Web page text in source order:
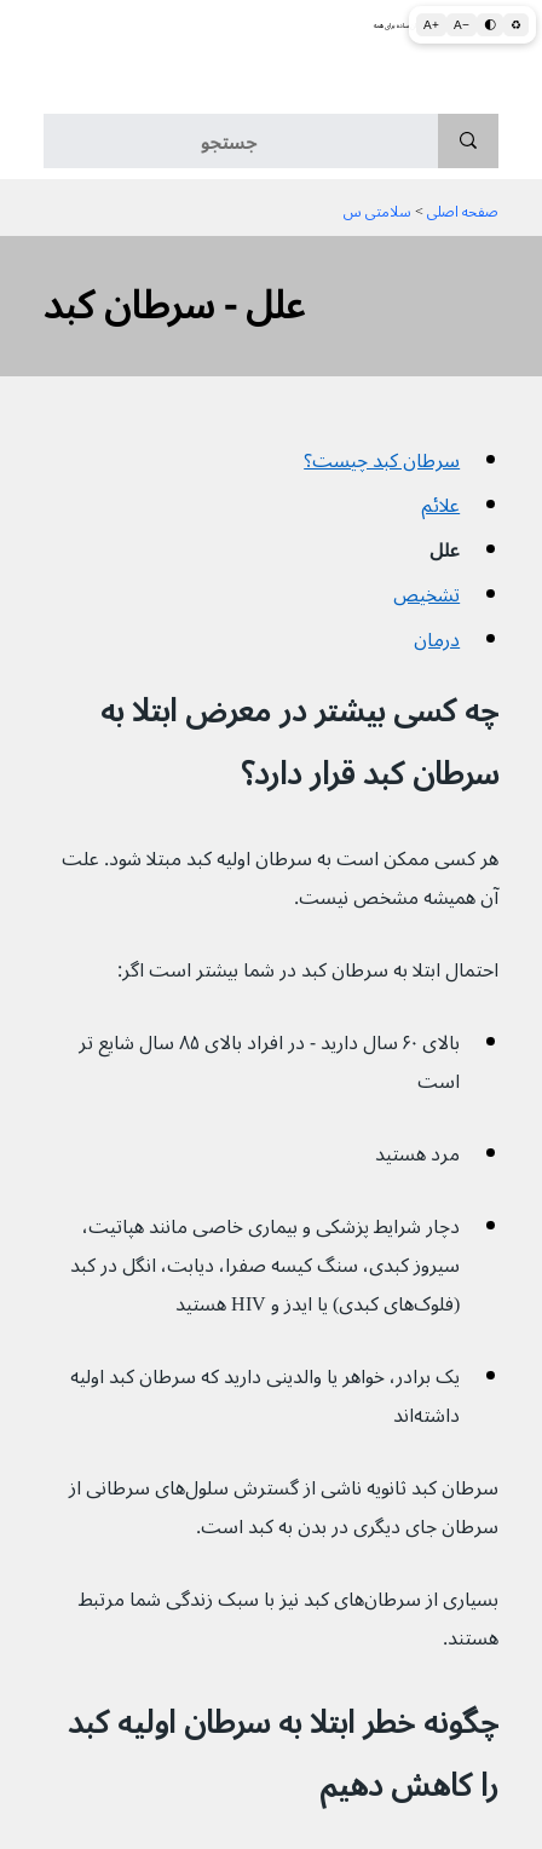
A+ A− 🌓 ♻ اطلاعات پزشکی و بهداشتی به زبان ساده برای همه
صفحه اصلی > سلامتی س
علل - سرطان کبد
سرطان کبد چیست؟
علائم
علل
تشخیص
درمان
چه کسی بیشتر در معرض ابتلا به
سرطان کبد قرار دارد؟
هر کسی ممکن است به سرطان اولیه کبد مبتلا شود. علت
آن همیشه مشخص نیست.
احتمال ابتلا به سرطان کبد در شما بیشتر است اگر:
بالای ۶۰ سال دارید - در افراد بالای ۸۵ سال شایع تر
است
مرد هستید
دچار شرایط پزشکی و بیماری خاصی مانند هپاتیت،
سیروز کبدی، سنگ کیسه صفرا، دیابت، انگل در کبد
(فلوک‌های کبدی) یا ایدز و HIV هستید
یک برادر، خواهر یا والدینی دارید که سرطان کبد اولیه
داشته‌اند
سرطان کبد ثانویه ناشی از گسترش سلول‌های سرطانی از
سرطان جای دیگری در بدن به کبد است.
بسیاری از سرطان‌های کبد نیز با سبک زندگی شما مرتبط
هستند.
چگونه خطر ابتلا به سرطان اولیه کبد
را کاهش دهیم